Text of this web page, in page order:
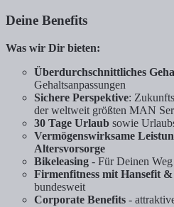
Deine Benefits
Was wir Dir bieten:
Überdurchschnittliches
Gehaltsanpassungen
Sichere Perspektive:
der weltweit größten MAN
30 Tage Urlaub sowie
Vermögenswirksame
Altersvorsorge
Bikeleasing - Für Deinen
Firmenfitness mit Hansefit
bundesweit
Corporate Benefits -